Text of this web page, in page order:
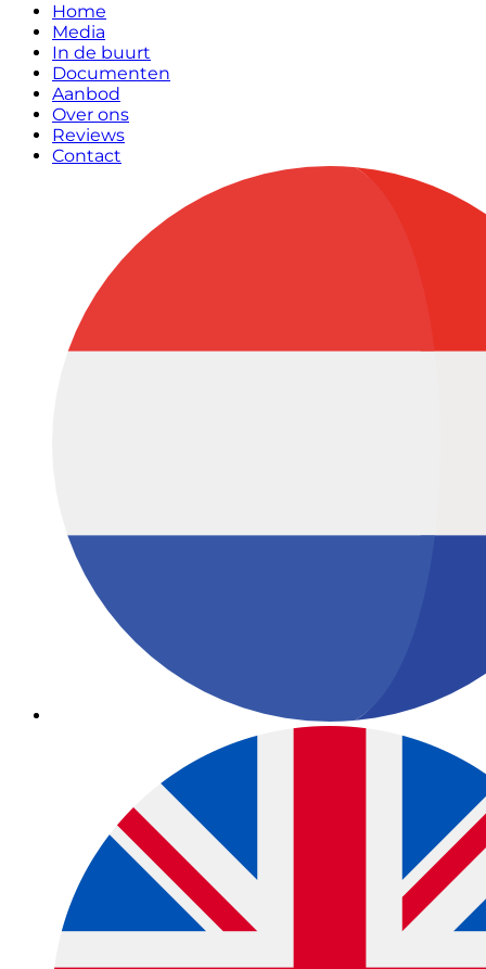
Home
Media
In de buurt
Documenten
Aanbod
Over ons
Reviews
Contact